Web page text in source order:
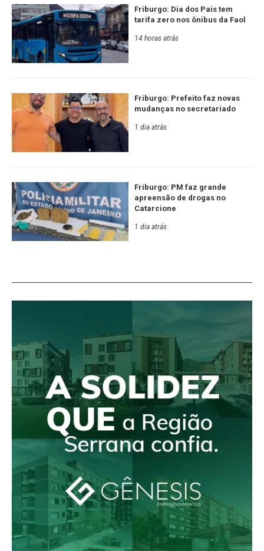
Friburgo: Dia dos Pais tem
tarifa zero nos ônibus da Faol
14 horas atrás
Friburgo: Prefeito faz novas
mudanças no secretariado
1 dia atrás
Friburgo: PM faz grande
apreensão de drogas no
Catarcione
1 dia atrás